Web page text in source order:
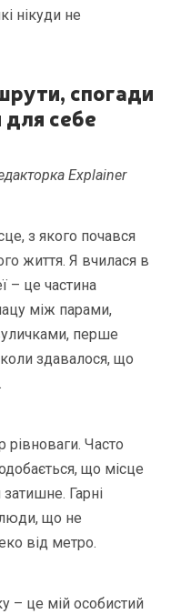
нікуди не
спогади
для себе
Explainer
з якого почався
життя. Я вчилася в
– це частина
між парами,
перше
здавалося, що
Часто
що місце
Гарні
люди, що не
від метро.
– це мій особистий